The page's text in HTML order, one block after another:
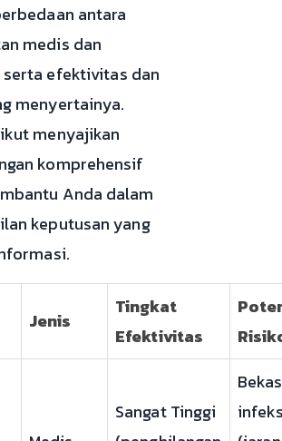
antara
medis dan
serta efektivitas dan
menyertainya.
menyajikan
komprehensif
Anda dalam
keputusan yang
Jenis
Tingkat
Efektivitas
Sangat Tinggi